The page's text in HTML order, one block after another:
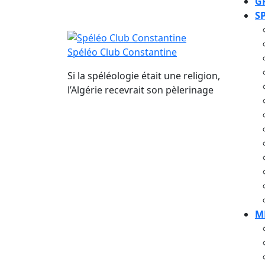
Spéléo Club Constantine
Si la spéléologie était une religion,
l’Algérie recevrait son pèlerinage